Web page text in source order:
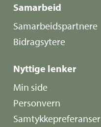
Samarbeid
Samarbeidspartnere
Bidragsytere
Nyttige lenker
Min side
Personvern
Samtykkepreferanser